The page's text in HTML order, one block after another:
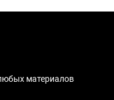
материалов